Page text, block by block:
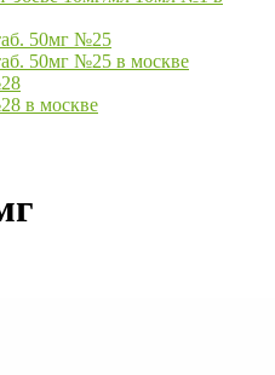
50мг №25
50мг №25 в москве
в москве